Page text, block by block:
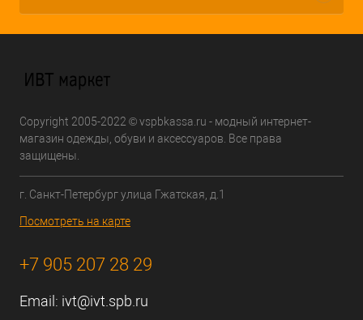
Copyright 2005-2022 © vspbkassa.ru - модный интернет-
магазин одежды, обуви и аксессуаров. Все права
защищены.
г. Санкт-Петербург улица Гжатская, д.1
Посмотреть на карте
+7 905 207 28 29
Email: ivt@ivt.spb.ru